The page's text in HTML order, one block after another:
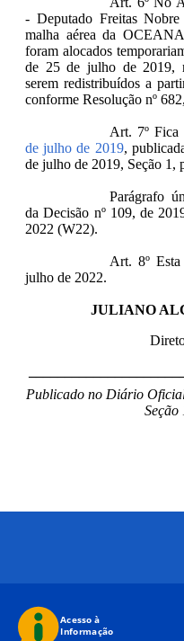
- Deputado Freitas
malha aérea da
foram alocados
de 25 de julho de 2019,
serem redistribuídos a
conforme Resolução nº
Art. 7º Fica
de julho de 2019,
de julho de 2019, Seção 1,
Parágrafo
da Decisão nº 109, de
2022 (W22).
Art. 8º
julho de 2022.
JULIANO
Publicado no Diário
Seção